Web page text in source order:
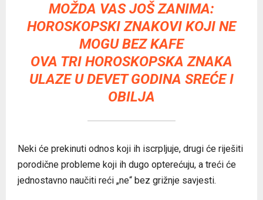
MOŽDA VAS JOŠ ZANIMA:
HOROSKOPSKI ZNAKOVI KOJI NE
MOGU BEZ KAFE
OVA TRI HOROSKOPSKA ZNAKA
ULAZE U DEVET GODINA SREĆE I
OBILJA
Neki će prekinuti odnos koji ih iscrpljuje, drugi će riješiti
porodične probleme koji ih dugo opterećuju, a treći će
jednostavno naučiti reći „ne“ bez grižnje savjesti.